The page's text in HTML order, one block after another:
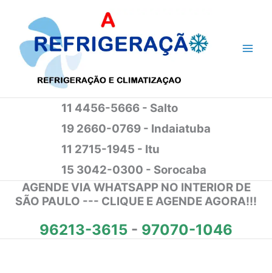
conteúdo
11 4456-5666 - Salto
19 2660-0769 - Indaiatuba
11 2715-1945 - Itu
15 3042-0300 - Sorocaba
AGENDE VIA WHATSAPP NO INTERIOR DE
SÃO PAULO --- CLIQUE E AGENDE AGORA!!!
96213-3615 - 97070-1046